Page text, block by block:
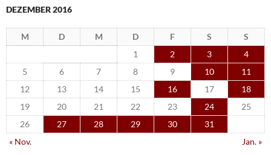
DEZEMBER 2016
M D M D F S
S
1
2 3
4
5
6 7 8 9 10
11
12
13 14 15 16 17
18
19
20 21 22 23 24
25
26
27 28 29 30
31
« Nov.
Jan. »